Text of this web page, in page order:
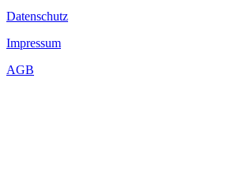
Datenschutz
Impressum
AGB